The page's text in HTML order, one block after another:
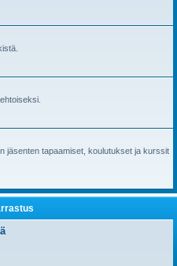
jäsenten tapaamiset, koulutukset ja kurssit